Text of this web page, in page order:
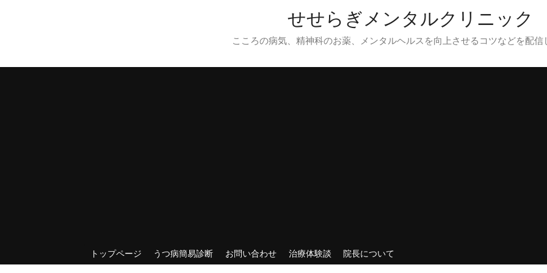
せせらぎメンタルクリニック
こころの病気、精神科のお薬、メンタルヘルスを向上させるコツなどを配信
トップページ うつ病簡易診断 お問い合わせ 治療体験談 院長について